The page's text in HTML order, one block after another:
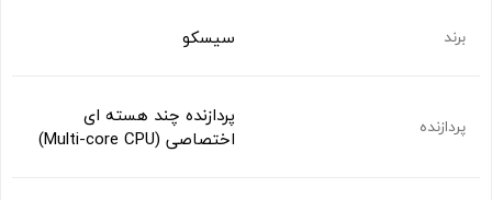
برند سیسکو
پردازنده
پردازنده چند هسته‌ ای
اختصاصی (Multi-core CPU)